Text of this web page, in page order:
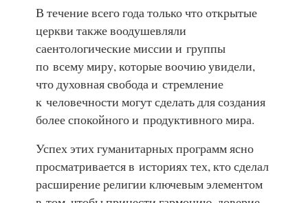
В течение всего года только что открытые
церкви также воодушевляли
саентологические миссии и группы
по всему миру, которые воочию увидели,
что духовная свобода и стремление
к человечности могут сделать для создания
более спокойного и продуктивного мира.
Успех этих гуманитарных программ ясно
просматривается в историях тех, кто сделал
расширение религии ключевым элементом